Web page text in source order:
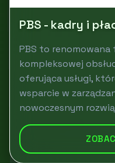
PBS - kadry i
PBS to renomowana
kompleksowej
oferująca usługi,
wsparcie w
nowoczesnym